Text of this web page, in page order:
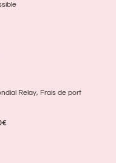
Relay, Frais de port